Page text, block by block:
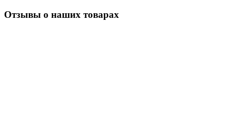
Отзывы о наших товарах